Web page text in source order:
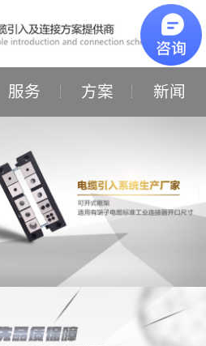
服务 方案 新闻